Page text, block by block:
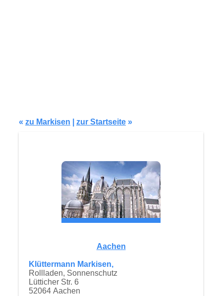
« zu Markisen zur Startseite»
Aachen
Klüttermann Markisen,
Rollladen, Sonnenschutz
Lütticher Str. 6
52064 Aachen